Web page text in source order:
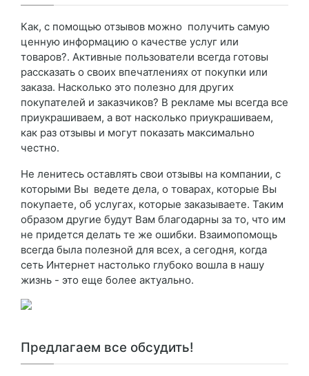
Как, с помощью отзывов можно получить самую
ценную информацию о качестве услуг или
товаров?. Активные пользователи всегда готовы
рассказать о своих впечатлениях от покупки или
заказа. Насколько это полезно для других
покупателей и заказчиков? В рекламе мы всегда все
приукрашиваем, а вот насколько приукрашиваем,
как раз отзывы и могут показать максимально
честно.
Не ленитесь оставлять свои отзывы на компании, с
которыми Вы ведете дела, о товарах, которые Вы
покупаете, об услугах, которые заказываете. Таким
образом другие будут Вам благодарны за то, что им
не придется делать те же ошибки. Взаимопомощь
всегда была полезной для всех, а сегодня, когда
сеть Интернет настолько глубоко вошла в нашу
жизнь - это еще более актуально.
Предлагаем все обсудить!